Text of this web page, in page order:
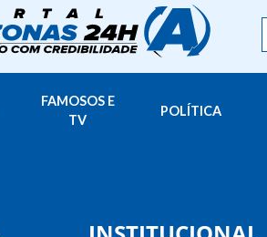
FAMOSOS E
TV
POLÍTICA